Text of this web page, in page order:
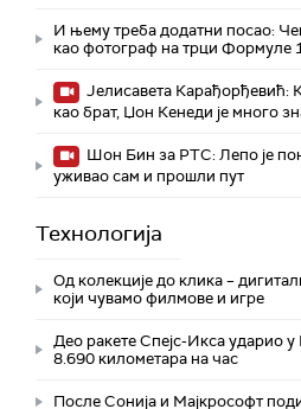
И њему треба додатни посао:
као фотограф на трци Формуле
Јелисавета Карађорђевић:
као брат, Џон Кенеди је много
Шон Бин за РТС: Лепо је
уживао сам и прошли пут
Технологијa
Од колекције до клика –
који чувамо филмове и игре
Део ракете Спејс-Икса ударио
8.690 километара на час
После Сонија и Мајкрософт